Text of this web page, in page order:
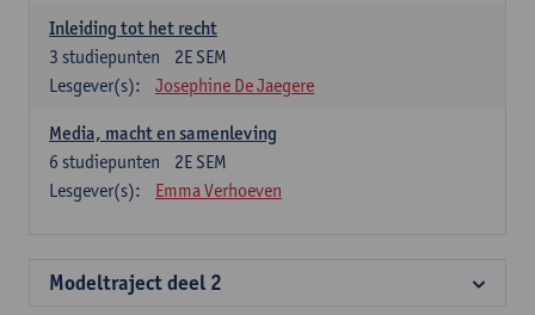
Inleiding tot het recht
2E SEM
3 studiepunten
Lesgever(s):
Josephine De Jaegere
Media, macht en samenleving
2E SEM
6 studiepunten
Lesgever(s):
Emma Verhoeven
Modeltraject deel 2